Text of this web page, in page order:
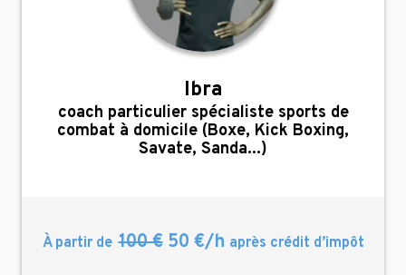
Ibra
,
coach particulier spécialiste sports de
combat à domicile (Boxe, Kick Boxing,
Savate, Sanda...)
À partir de 100 €50 €/h après crédit d’impôt